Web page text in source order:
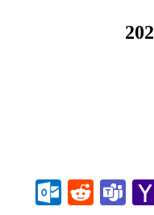
WhatsApp
Yahoo
Teams
Reddit